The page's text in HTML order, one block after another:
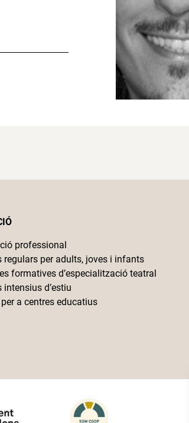
professional
regulars per adults, joves i infants
formatives d’especialització teatral
intensius d’estiu
a centres educatius